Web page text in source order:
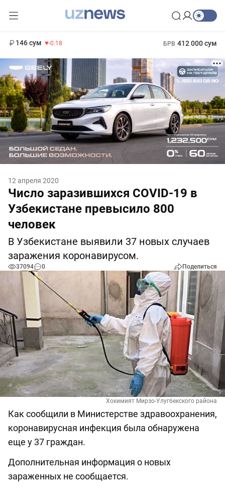
146 сум -0.18 БРВ 412 000 сум
12 апреля 2020
Число заразившихся COVID-19 в
Узбекистане превысило 800
человек
В Узбекистане выявили 37 новых случаев
заражения коронавирусом.
37094 0 Поделиться
Хокимият Мирзо-Улугбекского района
Как сообщили в Министерстве здравоохранения,
коронавирусная инфекция была обнаружена
еще у 37 граждан.
Дополнительная информация о новых
зараженных не сообщается.